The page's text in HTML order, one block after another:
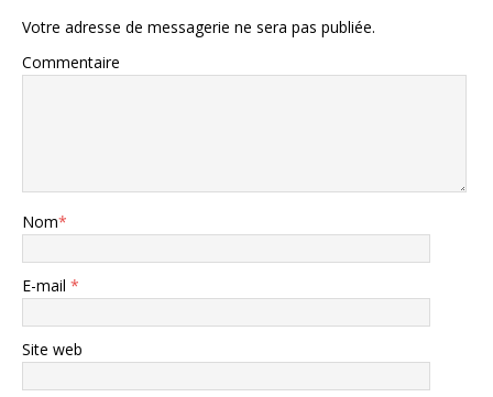
Votre adresse de messagerie ne sera pas publiée.
Commentaire
Nom*
E-mail *
Site web